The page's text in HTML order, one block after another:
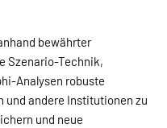
bewährter
Szenario-Technik,
Analysen robuste
andere Institutionen zu
und neue